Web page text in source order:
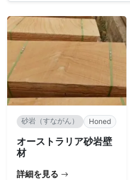
砂岩（すながん） Honed
オーストラリア砂岩壁
材
詳細を見る